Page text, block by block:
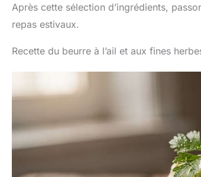
Après cette sélection d’ingrédients,
repas estivaux.
Recette du beurre à l’ail et aux fines